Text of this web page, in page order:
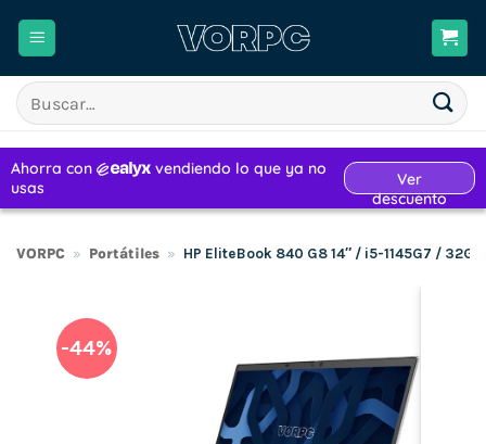
Buscar
por:
VORPC » Portátiles » HP EliteBook 840 G8 14″ / i5-1145G7 / 32GB
-44%